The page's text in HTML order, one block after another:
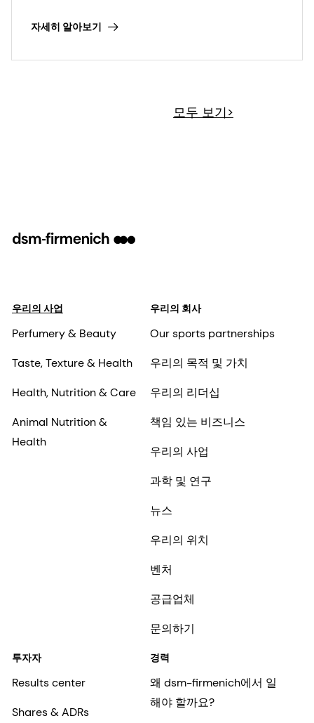
Texture & Health
자세히 알아보기
모두 보기>
우리의 사업
Perfumery & Beauty
Taste, Texture & Health
Health, Nutrition & Care
Animal Nutrition &
Health
우리의 회사
Our sports partnerships
우리의 목적 및 가치
우리의 리더십
책임 있는 비즈니스
우리의 사업
과학 및 연구
뉴스
우리의 위치
벤처
공급업체
문의하기
투자자
Results center
Shares & ADRs
경력
왜 dsm-firmenich에서 일
해야 할까요?